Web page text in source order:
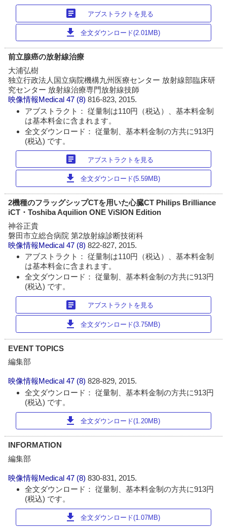
article アブストラクトを見る
download 全文ダウンロード(2.01MB)
前立腺癌の放射線治療
大浦弘樹
独立行政法人国立病院機構九州医療センター 放射線部臨床研
究センター 放射線治療専門放射線技師
映像情報Medical 47 (8)816-823, 2015.
アブストラクト： 従量制は110円（税込）、基本料金制
は基本料金に含まれます。
全文ダウンロード： 従量制、基本料金制の方共に913円
(税込) です。
article アブストラクトを見る
download 全文ダウンロード(5.59MB)
2機種のフラッグシップCTを用いた心臓CT Philips Brilliance
iCT・Toshiba Aquilion ONE ViSION Edition
神谷正貴
磐田市立総合病院 第2放射線診断技術科
映像情報Medical 47 (8)822-827, 2015.
アブストラクト： 従量制は110円（税込）、基本料金制
は基本料金に含まれます。
全文ダウンロード： 従量制、基本料金制の方共に913円
(税込) です。
article アブストラクトを見る
download 全文ダウンロード(3.75MB)
EVENT TOPICS
編集部
映像情報Medical 47 (8)828-829, 2015.
全文ダウンロード： 従量制、基本料金制の方共に913円
(税込) です。
download 全文ダウンロード(1.20MB)
INFORMATION
編集部
映像情報Medical 47 (8)830-831, 2015.
全文ダウンロード： 従量制、基本料金制の方共に913円
(税込) です。
download 全文ダウンロード(1.07MB)